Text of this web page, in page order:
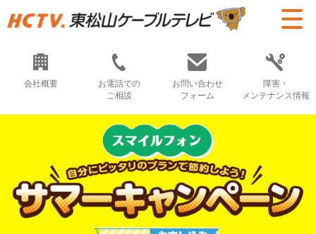
会社概要
お電話での
ご相談
お問い合わせ
フォーム
障害・
メンテナンス情報